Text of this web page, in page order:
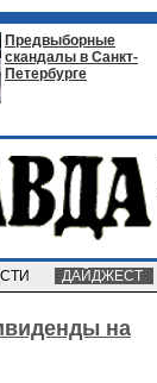
Предвыборные
скандалы в Санкт-
Петербурге
ДАЙДЖЕСТ
на